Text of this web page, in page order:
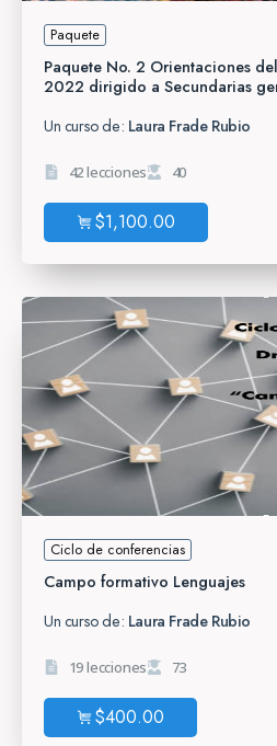
Paquete
Paquete No. 2 Orientaciones
2022 dirigido a Secundarias
Un curso de: Laura Frade Rubio
42 lecciones 40
$1,100.00
Ciclo de conferencias
Campo formativo Lenguajes
Un curso de: Laura Frade Rubio
19 lecciones 73
$400.00